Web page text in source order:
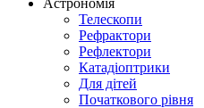
Астрономія
Телескопи
Рефрактори
Рефлектори
Катадіоптрики
Для дітей
Початкового рівня